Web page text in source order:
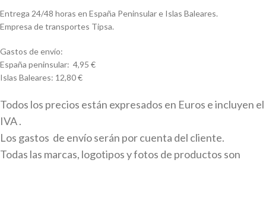
Entrega 24/48 horas en España Peninsular e Islas Baleares.
Empresa de transportes Tipsa.
Gastos de envío:
España peninsular: 4,95 €
Islas Baleares: 12,80 €
Todos los precios están expresados en Euros e incluyen el
IVA .
Los gastos de envío serán por cuenta del cliente.
Todas las marcas, logotipos y fotos de productos son